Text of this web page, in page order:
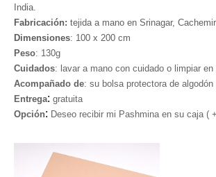
India.
Fabricación: tejida a mano en Srinagar,
Dimensiones: 100 x 200 cm
Peso: 130g
Cuidados: lavar a mano con cuidado o limpiar en
Acompañado de: su bolsa protectora de algodón
Entrega: gratuita
Opción: Deseo recibir mi Pashmina en su caja ( +